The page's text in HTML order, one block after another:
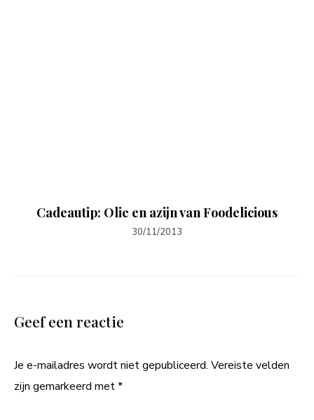
Cadeautip: Olie en azijn van Foodelicious
30/11/2013
Geef een reactie
Je e-mailadres wordt niet gepubliceerd. Vereiste velden
zijn gemarkeerd met*